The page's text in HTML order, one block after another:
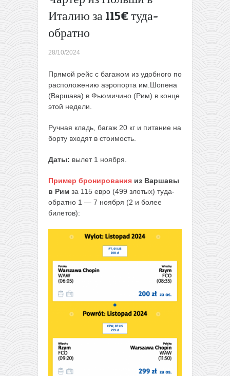
Италию за 115€ туда-
обратно
28/10/2024
Прямой рейс с багажом из удобного по
расположению аэропорта им.Шопена
(Варшава) в Фьюмичино (Рим) в конце
этой недели.
Ручная кладь, багаж 20 кг и питание на
борту входят в стоимость.
Даты: вылет 1 ноября.
Пример бронирования из Варшавы
в Рим за 115 евро (499 злотых) туда-
обратно 1 — 7 ноября (2 и более
билетов):
сторону
от 15€ в
одну
сторону